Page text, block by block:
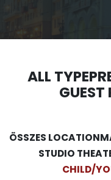
ALL TYPE
GUEST
ÖSSZES LOCATION
STUDIO
CHILD/